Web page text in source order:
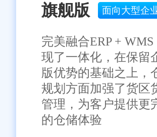
旗舰版 面向大型企
完美融合ERP + WMS
现了一体化，在保留
版优势的基础之上，
规划方面加强了货区
管理，为客户提供更
的仓储体验